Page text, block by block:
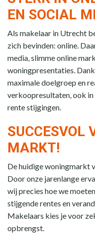
EN SOCIAL
Als makelaar in Utrecht
zich bevinden: online.
media, slimme online
woningpresentaties.
maximale doelgroep en
verkoopresultaten, ook
rente stijgingen.
SUCCESVOL
MARKT!
De huidige woningmarkt
Door onze jarenlange
wij precies hoe we
stijgende rentes en
Makelaars kies je voor
opbrengst.